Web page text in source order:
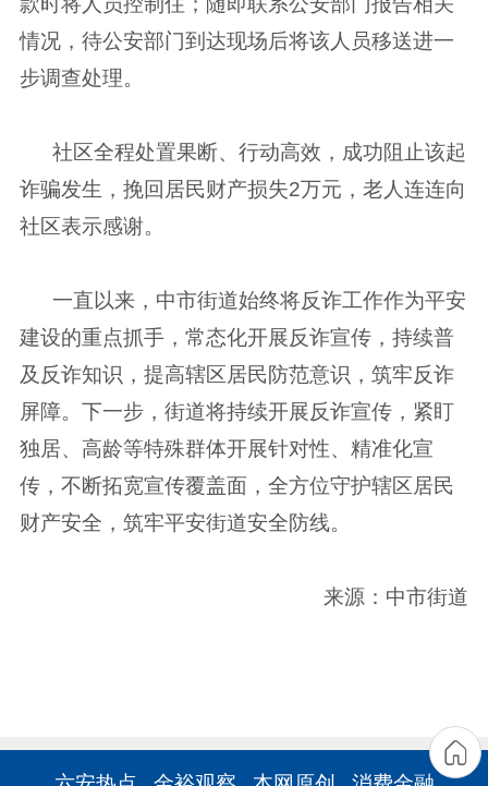
情况，待公安部门到达现场后将该人员移送进一
步调查处理。
社区全程处置果断、行动高效，成功阻止该起
诈骗发生，挽回居民财产损失2万元，老人连连向
社区表示感谢。
一直以来，中市街道始终将反诈工作作为平安
建设的重点抓手，常态化开展反诈宣传，持续普
及反诈知识，提高辖区居民防范意识，筑牢反诈
屏障。下一步，街道将持续开展反诈宣传，紧盯
独居、高龄等特殊群体开展针对性、精准化宣
传，不断拓宽宣传覆盖面，全方位守护辖区居民
财产安全，筑牢平安街道安全防线。
来源：中市街道